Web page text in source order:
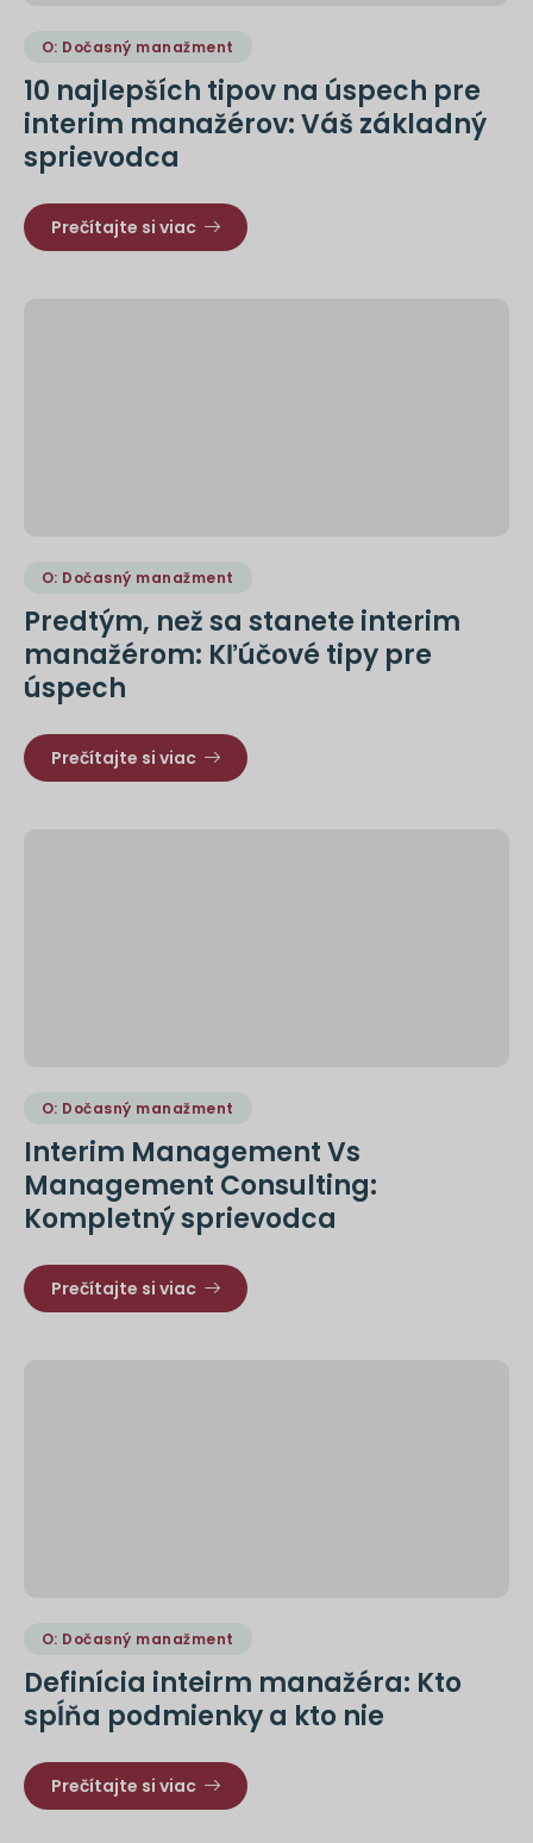
O: Dočasný manažment
10 najlepších tipov na úspech pre
interim manažérov: Váš základný
sprievodca
Prečítajte si viac
O: Dočasný manažment
Predtým, než sa stanete interim
manažérom: Kľúčové tipy pre
úspech
Prečítajte si viac
O: Dočasný manažment
Interim Management Vs
Management Consulting:
Kompletný sprievodca
Prečítajte si viac
O: Dočasný manažment
Definícia inteirm manažéra: Kto
spĺňa podmienky a kto nie
Prečítajte si viac